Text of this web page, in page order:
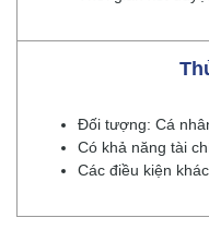
Đối tượng: Cá
Có khả năng tài
Các điều kiện